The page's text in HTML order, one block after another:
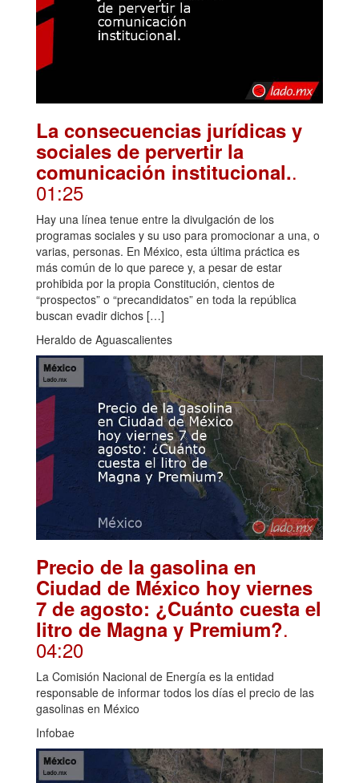
La consecuencias jurídicas y
sociales de pervertir la
comunicación institucional..
01:25
Hay una línea tenue entre la divulgación de los
programas sociales y su uso para promocionar a una, o
varias, personas. En México, esta última práctica es
más común de lo que parece y, a pesar de estar
prohibida por la propia Constitución, cientos de
“prospectos” o “precandidatos” en toda la república
buscan evadir dichos […]
Heraldo de Aguascalientes
Precio de la gasolina en
Ciudad de México hoy viernes
7 de agosto: ¿Cuánto cuesta el
litro de Magna y Premium?.
04:20
La Comisión Nacional de Energía es la entidad
responsable de informar todos los días el precio de las
gasolinas en México
Infobae